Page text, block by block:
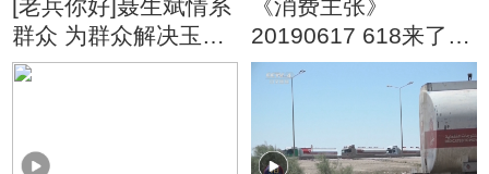
[老兵你好]聂生斌情系
群众 为群众解决玉米
滞销问题
《消费主张》
20190617 618来了
探访电商新潮流：扶
贫新模式